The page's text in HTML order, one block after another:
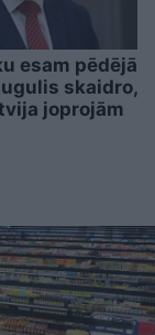
esam pēdējā
skaidro,
joprojām